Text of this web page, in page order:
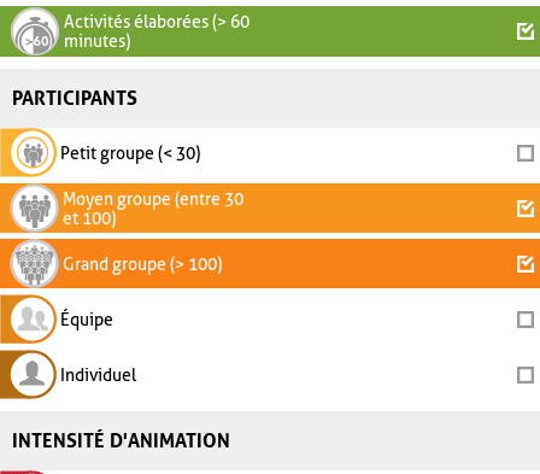
Activités élaborées (> 60
minutes)
PARTICIPANTS
Petit groupe (< 30)
Moyen groupe (entre 30
et 100)
Grand groupe (> 100)
Équipe
Individuel
INTENSITÉ D'ANIMATION